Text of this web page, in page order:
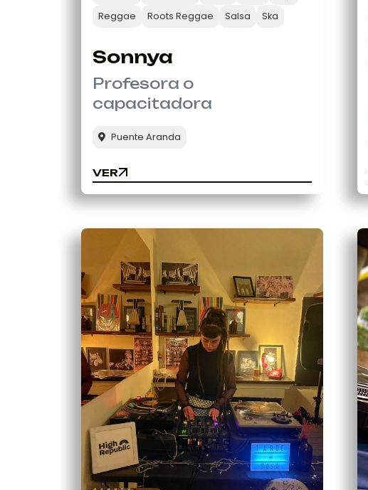
Reggae
Roots Reggae Salsa Ska
Sonnya
Profesora o
capacitadora
Puente Aranda
VER
VER